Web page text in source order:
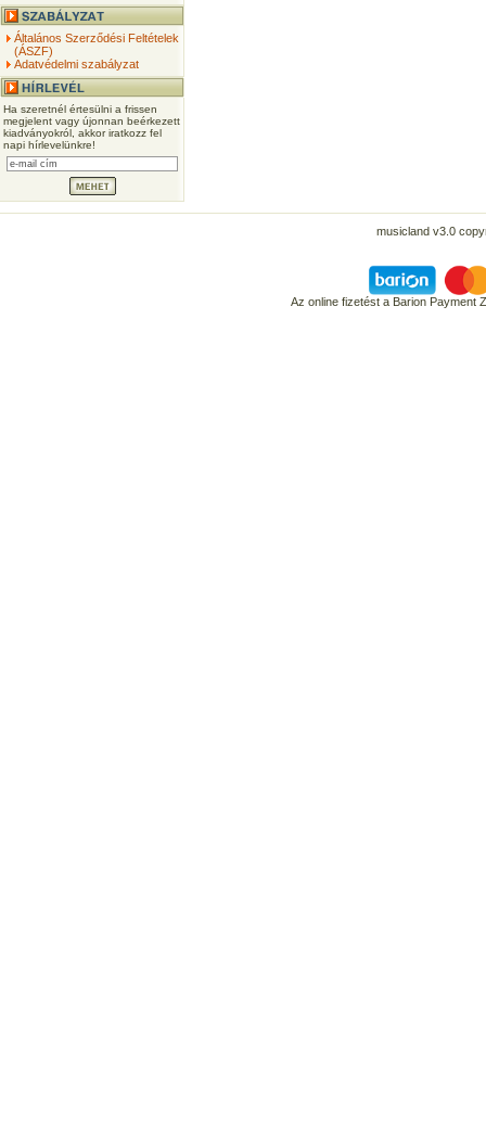
Általános Szerződési Feltételek
(ÁSZF)
Adatvédelmi szabályzat
Ha szeretnél értesülni a frissen
megjelent vagy újonnan beérkezett
kiadványokról, akkor iratkozz fel
napi hírlevelünkre!
musicland v3.0
Az online fizetést a Barion Payment